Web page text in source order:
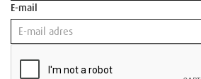
E-mail